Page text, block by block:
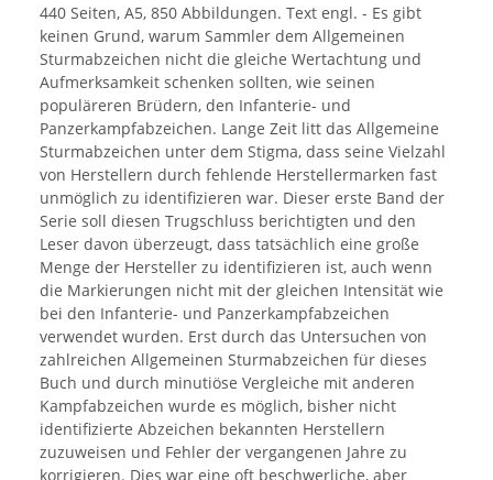
440 Seiten, A5, 850 Abbildungen. Text engl. - Es gibt
keinen Grund, warum Sammler dem Allgemeinen
Sturmabzeichen nicht die gleiche Wertachtung und
Aufmerksamkeit schenken sollten, wie seinen
populäreren Brüdern, den Infanterie- und
Panzerkampfabzeichen. Lange Zeit litt das Allgemeine
Sturmabzeichen unter dem Stigma, dass seine Vielzahl
von Herstellern durch fehlende Herstellermarken fast
unmöglich zu identifizieren war. Dieser erste Band der
Serie soll diesen Trugschluss berichtigten und den
Leser davon überzeugt, dass tatsächlich eine große
Menge der Hersteller zu identifizieren ist, auch wenn
die Markierungen nicht mit der gleichen Intensität wie
bei den Infanterie- und Panzerkampfabzeichen
verwendet wurden. Erst durch das Untersuchen von
zahlreichen Allgemeinen Sturmabzeichen für dieses
Buch und durch minutiöse Vergleiche mit anderen
Kampfabzeichen wurde es möglich, bisher nicht
identifizierte Abzeichen bekannten Herstellern
zuzuweisen und Fehler der vergangenen Jahre zu
korrigieren. Dies war eine oft beschwerliche, aber